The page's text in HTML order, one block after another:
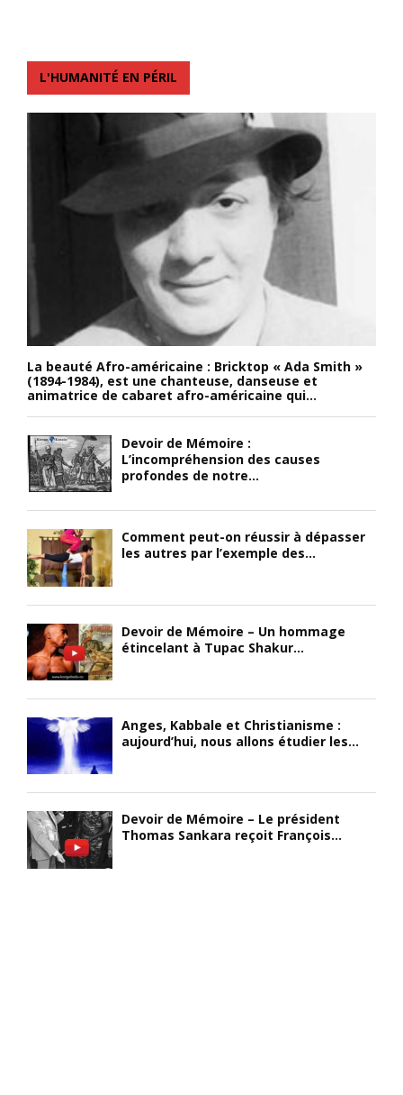
L'HUMANITÉ EN PÉRIL
La beauté Afro-américaine : Bricktop « Ada Smith »
(1894-1984), est une chanteuse, danseuse et
animatrice de cabaret afro-américaine qui...
Devoir de Mémoire :
L’incompréhension des causes
profondes de notre...
Comment peut-on réussir à dépasser
les autres par l’exemple des...
Devoir de Mémoire – Un hommage
étincelant à Tupac Shakur...
Anges, Kabbale et Christianisme :
aujourd’hui, nous allons étudier les...
Devoir de Mémoire – Le président
Thomas Sankara reçoit François...